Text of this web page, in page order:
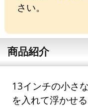
さい。
商品紹介
13インチの小さ
を入れて浮かせ